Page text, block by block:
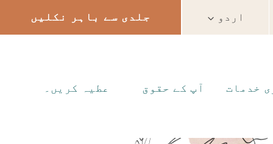
اردو جلدی سے باہر نکلیں
خدمات آپ کے حقوق عطیہ کریں۔